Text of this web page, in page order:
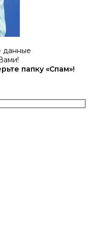
данные
папку «Спам»!